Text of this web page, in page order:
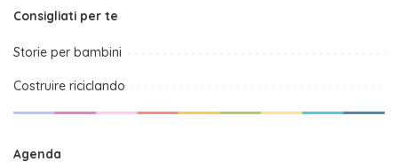
Consigliati per te
Storie per bambini
Costruire riciclando
Agenda